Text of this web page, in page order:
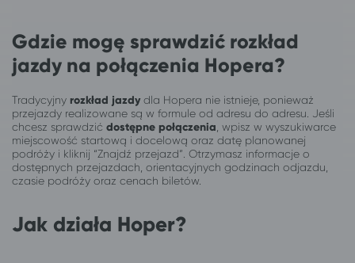
Gdzie mogę sprawdzić rozkład
jazdy na połączenia Hopera?
Tradycyjny rozkład jazdydla Hopera nie istnieje, ponieważ
przejazdy realizowane są w formule od adresu do adresu. Jeśli
chcesz sprawdzić dostępne połączenia , wpisz w wyszukiwarce
miejscowość startową i docelową oraz datę planowanej
podróży i kliknij “Znajdź przejazd”. Otrzymasz informacje o
dostępnych przejazdach, orientacyjnych godzinach odjazdu,
czasie podróży oraz cenach biletów.
Jak działa Hoper?